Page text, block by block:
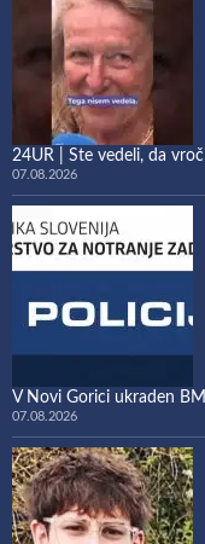
24UR | Ste vedeli, da
07.08.2026
V Novi Gorici ukraden
07.08.2026